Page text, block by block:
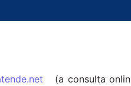
(a consulta